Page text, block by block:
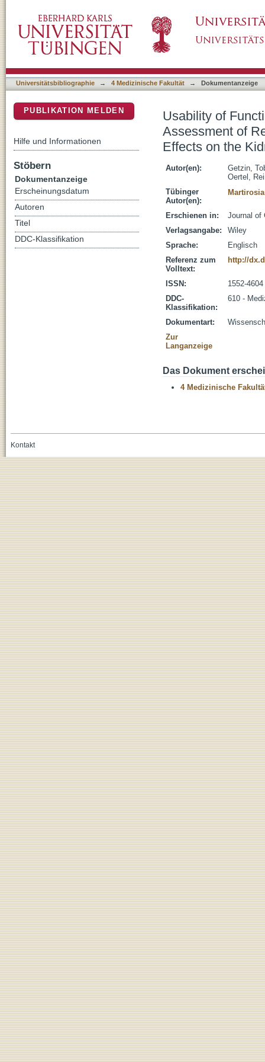
Perfusion and Quantification of
Universitätsbibliographie → 4 Medizinische Fakultät → Dokumentanzeige
Usability of
Assessment of
Effects on the
Autor(en):
Getzin,
Oertel,
Tübinger
Autor(en):
Erschienen in:
Journal of
Verlagsangabe:
Wiley
Sprache:
Englisch
Referenz zum
Volltext:
http://
ISSN:
1552-4604
DDC-
Klassifikation:
610 -
Dokumentart:
Zur
Langanzeige
Das Dokument
4 Medizinische
PUBLIKATION MELDEN
Hilfe und Informationen
Stöbern
Dokumentanzeige
Erscheinungsdatum
Autoren
Titel
DDC-Klassifikation
Kontakt